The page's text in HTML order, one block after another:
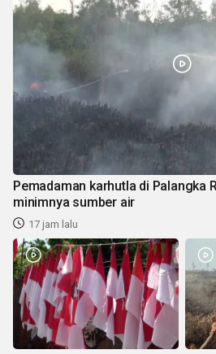
Pemadaman karhutla di Palangka
minimnya sumber air
17 jam lalu